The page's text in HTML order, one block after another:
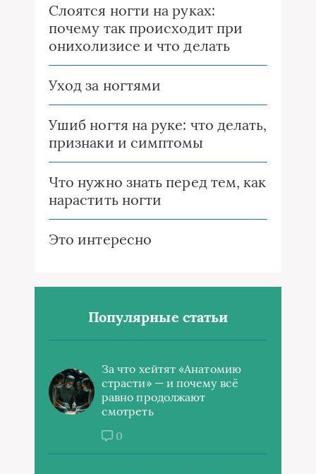
Слоятся ногти на руках:
почему так происходит при
онихолизисе и что делать
Уход за ногтями
Ушиб ногтя на руке: что делать,
признаки и симптомы
Что нужно знать перед тем, как
нарастить ногти
Это интересно
Популярные статьи
За что хейтят «Анатомию
страсти» — и почему всё
равно продолжают
смотреть
0